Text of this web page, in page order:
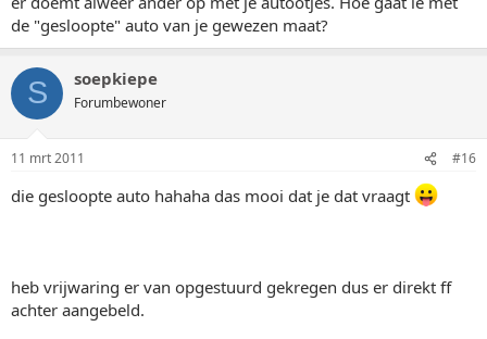
de "gesloopte" auto van je gewezen maat?
S soepkiepe
Forumbewoner
11 mrt 2011 #16
die gesloopte auto hahaha das mooi dat je dat vraagt
heb vrijwaring er van opgestuurd gekregen dus er direkt ff
achter aangebeld.